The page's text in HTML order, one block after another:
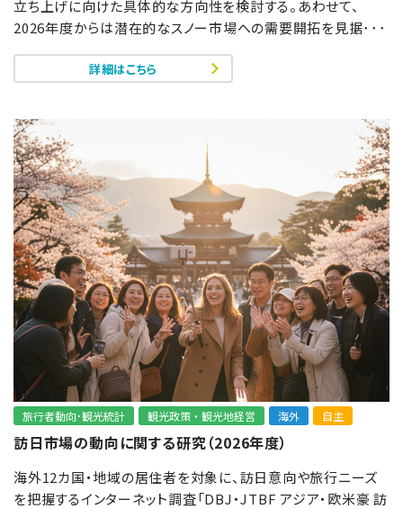
立ち上げに向けた具体的な方向性を検討する。あわせて、
2026年度からは潜在的なスノー市場への需要開拓を見据･･･
詳細はこちら
旅行者動向･観光統計 観光政策・観光地経営 海外 自主
訪日市場の動向に関する研究（2026年度）
海外12カ国・地域の居住者を対象に、訪日意向や旅行ニーズ
を把握するインターネット調査「DBJ・JTBF アジア・欧米豪 訪